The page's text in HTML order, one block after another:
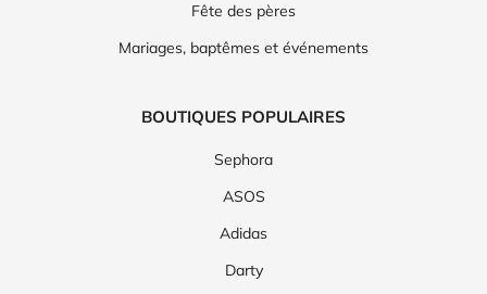
Fête des pères
Mariages, baptêmes et événements
BOUTIQUES POPULAIRES
Sephora
ASOS
Adidas
Darty